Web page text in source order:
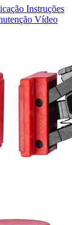
Instruções
Vídeo